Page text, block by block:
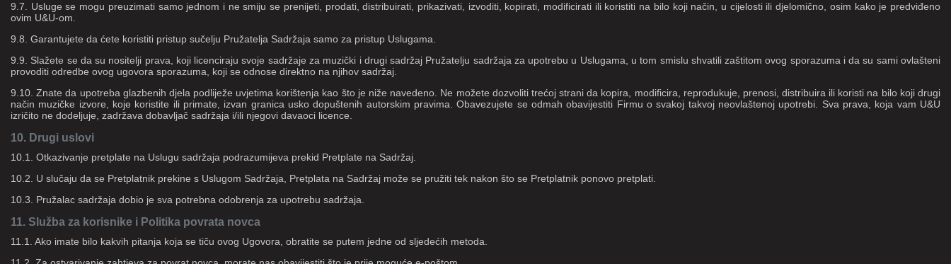
9.7. Usluge se mogu preuzimati samo jednom i ne smiju se prenijeti, prodati, distribuirati, prikazivati, izvoditi, kopirati, modificirati ili koristiti na bilo koji način, u cijelosti ili djelomično, osim kako je predviđeno
ovim U&U-om.
9.8. Garantujete da ćete koristiti pristup sučelju Pružatelja Sadržaja samo za pristup Uslugama.
9.9. Slažete se da su nositelji prava, koji licenciraju svoje sadržaje za muzički i drugi sadržaj Pružatelju sadržaja za upotrebu u Uslugama, u tom smislu shvatili zaštitom ovog sporazuma i da su sami ovlašteni
provoditi odredbe ovog ugovora sporazuma, koji se odnose direktno na njihov sadržaj.
9.10. Znate da upotreba glazbenih djela podliježe uvjetima korištenja kao što je niže navedeno. Ne možete dozvoliti trećoj strani da kopira, modificira, reprodukuje, prenosi, distribuira ili koristi na bilo koji drugi
način muzičke izvore, koje koristite ili primate, izvan granica usko dopuštenih autorskim pravima. Obavezujete se odmah obavijestiti Firmu o svakoj takvoj neovlaštenoj upotrebi. Sva prava, koja vam U&U
izričito ne dodeljuje, zadržava dobavljač sadržaja i/ili njegovi davaoci licence.
10. Drugi uslovi
10.1. Otkazivanje pretplate na Uslugu sadržaja podrazumijeva prekid Pretplate na Sadržaj.
10.2. U slučaju da se Pretplatnik prekine s Uslugom Sadržaja, Pretplata na Sadržaj može se pružiti tek nakon što se Pretplatnik ponovo pretplati.
10.3. Pružalac sadržaja dobio je sva potrebna odobrenja za upotrebu sadržaja.
11. Služba za korisnike i Politika povrata novca
11.1. Ako imate bilo kakvih pitanja koja se tiču ovog Ugovora, obratite se putem jedne od sljedećih metoda.